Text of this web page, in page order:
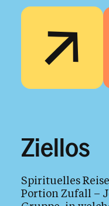
Ziellos
Spirituelles
Portion Zufall –